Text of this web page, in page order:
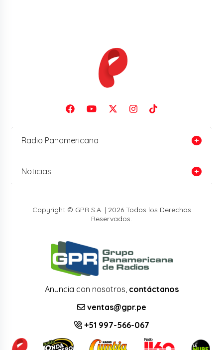
Radio Panamericana
Noticias
Copyright © GPR S.A. | 2026 Todos los Derechos
Reservados.
Anuncia con nosotros, contáctanos
ventas@gpr.pe
+51 997-566-067